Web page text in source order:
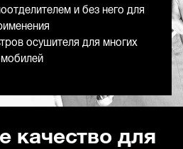
и без него для
осушителя для многих
качество для